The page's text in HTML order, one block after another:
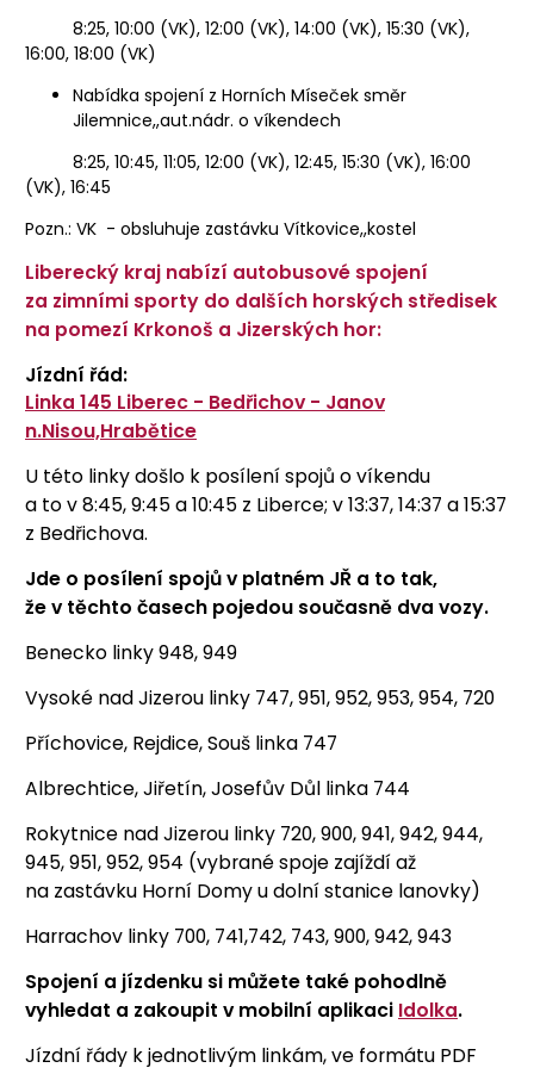
8:25, 10:00 (VK), 12:00 (VK), 14:00 (VK), 15:30 (VK),
16:00, 18:00 (VK)
Nabídka spojení z Horních Míseček směr
Jilemnice,,aut.nádr. o víkendech
8:25, 10:45, 11:05, 12:00 (VK), 12:45, 15:30 (VK), 16:00
(VK), 16:45
Pozn.: VK - obsluhuje zastávku Vítkovice,,kostel
Liberecký kraj nabízí autobusové spojení
za zimními sporty do dalších horských středisek
na pomezí Krkonoš a Jizerských hor:
Jízdní řád:
Linka 145 Liberec - Bedřichov - Janov
n.Nisou,Hrabětice
U této linky došlo k posílení spojů o víkendu
a to v 8:45, 9:45 a 10:45 z Liberce; v 13:37, 14:37 a 15:37
z Bedřichova.
Jde o posílení spojů v platném JŘ a to tak,
že v těchto časech pojedou současně dva vozy.
Benecko linky 948, 949
Vysoké nad Jizerou linky 747, 951, 952, 953, 954, 720
Příchovice, Rejdice, Souš linka 747
Albrechtice, Jiřetín, Josefův Důl linka 744
Rokytnice nad Jizerou linky 720, 900, 941, 942, 944,
945, 951, 952, 954 (vybrané spoje zajíždí až
na zastávku Horní Domy u dolní stanice lanovky)
Harrachov linky 700, 741,742, 743, 900, 942, 943
Spojení a jízdenku si můžete také pohodlně
vyhledat a zakoupit v mobilní aplikaci Idolka.
Jízdní řády k jednotlivým linkám, ve formátu PDF